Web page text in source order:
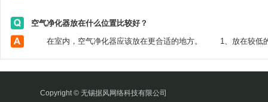
空气净化器放在什么位置比较好？
Copyright © 无锡据风网络科技有限公司